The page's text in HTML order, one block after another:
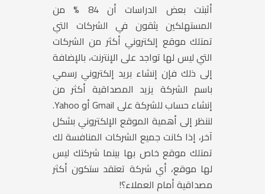
أثبتت بعض الدراسات أن 84 % من
المستهلكين يثقون في الشركات التي
تمتلك موقع إلكتروني أكثر من الشركات
التي ليس لها تواجد على الإنترنت، بالإضافة
إلى ذلك فإن إنشاء بريد إلكتروني رسمي
باسم الشركة يزيد المصداقية أكثر من
إنشاء حساب للشركة على Gmail أو Yahoo.
لننظر إلى أهمية الموقع الإلكتروني بشكل
آخر، إذا كانت جميع الشركات المنافسة لك
تمتلك موقع خاص بها بينما شركتك ليس
لها موقع، أي شركة تعتقد ستكون أكثر
مصداقية أمام العملاء؟!